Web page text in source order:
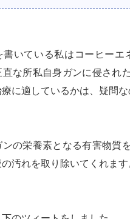
書いている私はコーヒーエ
直な所私自身ガンに侵され
に適しているかは、疑問な
ンの栄養素となる有害物質
汚れを取り除いてくれます